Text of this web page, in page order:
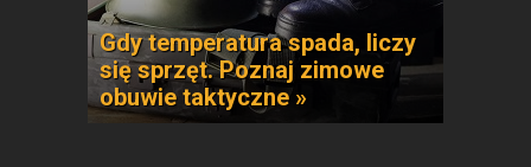
Gdy temperatura spada, liczy
się sprzęt. Poznaj zimowe
obuwie taktyczne »